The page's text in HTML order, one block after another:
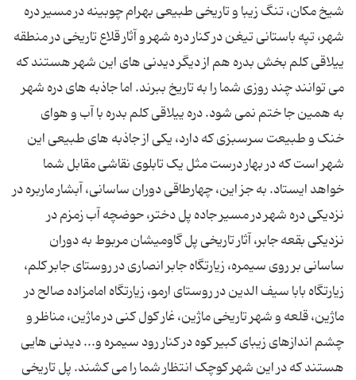
شیخ مکان، تنگ زیبا و تاریخی طبیعی بهرام چوبینه در مسیر دره
شهر، تپه باستانی تیغن در کنار دره شهر و آثار قلاع تاریخی در منطقه
ییلاقی کلم بخش بدره هم از دیگر دیدنی های این شهر هستند که
می توانند چند روزی شما را به تاریخ ببرند. اما جاذبه های دره شهر
به همین جا ختم نمی شود. دره ییلاقی کلم بدره با آب و هوای
خنک و طبیعت سرسبزی که دارد، یکی از جاذبه های طبیعی این
شهر است که در بهار درست مثل یک تابلوی نقاشی مقابل شما
خواهد ایستاد. به جز این، چهارطاقی دوران ساسانی، آبشار ماربره در
نزدیکی دره شهر در مسیر جاده پل دختر، حوضچه آب زمزم در
نزدیکی بقعه جابر، آثار تاریخی پل گاومیشان مربوط به دوران
ساسانی بر روی سیمره، زیارتگاه جابر انصاری در روستای جابر کلم،
زیارتگاه بابا سیف الدین در روستای ارمو، زیارتگاه امامزاده صالح در
ماژین، قلعه و شهر تاریخی ماژین، غار کول کنی در ماژین، مناظر و
چشم اندازهای زیبای کبیر کوه در کنار رود سیمره و... دیدنی هایی
هستند که در این شهر کوچک انتظار شما را می کشند. پل تاریخی